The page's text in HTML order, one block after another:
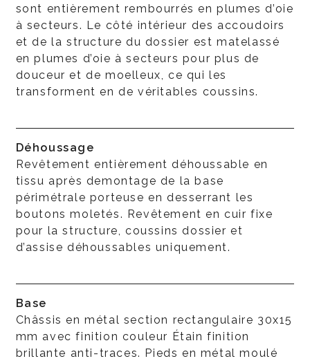
sont entièrement rembourrés en plumes d’oie
à secteurs. Le côté intérieur des accoudoirs
et de la structure du dossier est matelassé
en plumes d’oie à secteurs pour plus de
douceur et de moelleux, ce qui les
transforment en de véritables coussins.
Déhoussage
Revêtement entièrement déhoussable en
tissu après demontage de la base
périmétrale porteuse en desserrant les
boutons moletés. Revêtement en cuir fixe
pour la structure, coussins dossier et
d’assise déhoussables uniquement.
Base
Châssis en métal section rectangulaire 30x15
mm avec finition couleur Étain finition
brillante anti-traces. Pieds en métal moulé